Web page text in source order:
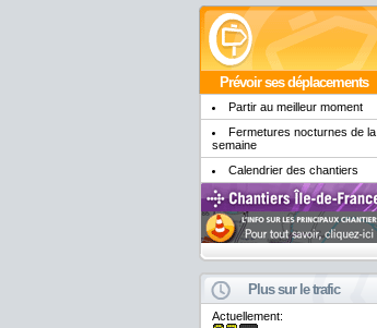
Prévoir ses déplacements
Partir au meilleur moment
Fermetures nocturnes de la
semaine
Calendrier des chantiers
Plus sur le trafic
Actuellement: